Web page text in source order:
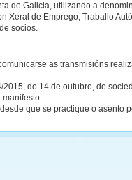
de Galicia, utilizando a
Xeral de Emprego, Traballo
socios.
as transmisións
do 14 de outubro, de
manifesto.
que se practique o asento